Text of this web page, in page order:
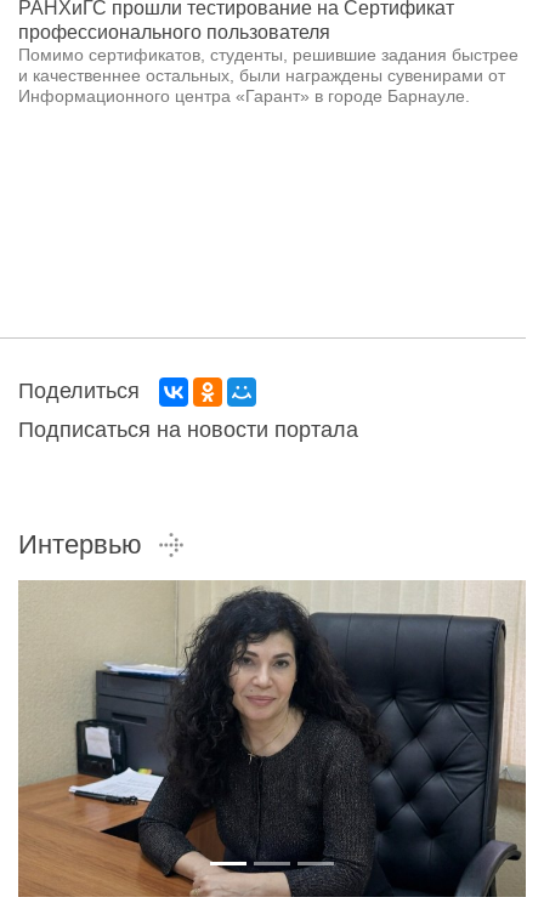
РАНХиГС прошли тестирование на Сертификат
профессионального пользователя
Помимо сертификатов, студенты, решившие задания быстрее
и качественнее остальных, были награждены сувенирами от
Информационного центра «Гарант» в городе Барнауле.
Поделиться
Подписаться на новости портала
Интервью